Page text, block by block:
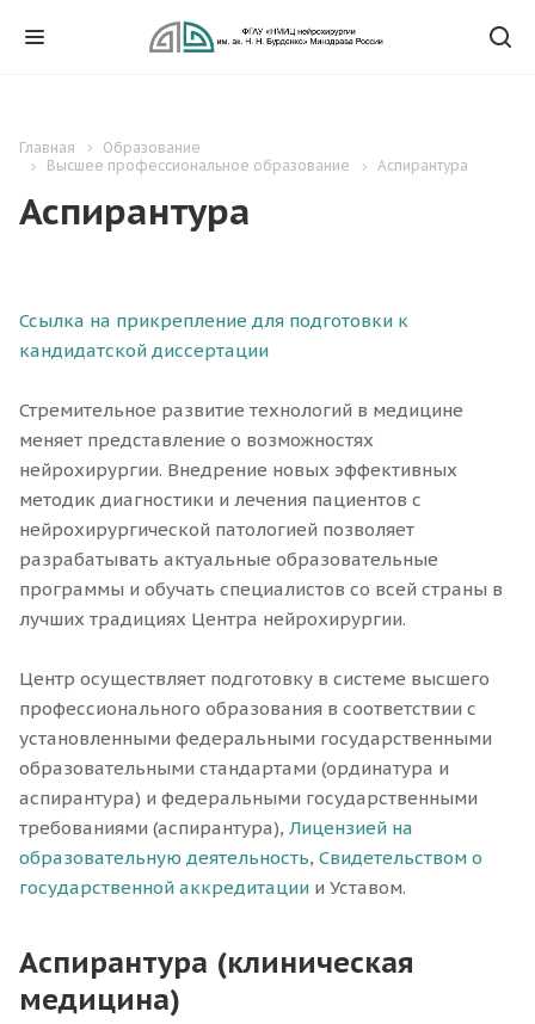
Главная
Образование
Высшее профессиональное образование
Аспирантура
Аспирантура
Ссылка на прикрепление для подготовки к
кандидатской диссертации
Стремительное развитие технологий в медицине
меняет представление о возможностях
нейрохирургии. Внедрение новых эффективных
методик диагностики и лечения пациентов с
нейрохирургической патологией позволяет
разрабатывать актуальные образовательные
программы и обучать специалистов со всей страны в
лучших традициях Центра нейрохирургии.
Центр осуществляет подготовку в системе высшего
профессионального образования в соответствии с
установленными федеральными государственными
образовательными стандартами (ординатура и
аспирантура) и федеральными государственными
требованиями (аспирантура), Лицензией на
образовательную деятельность, Свидетельством о
государственной аккредитации и Уставом.
Аспирантура (клиническая
медицина)